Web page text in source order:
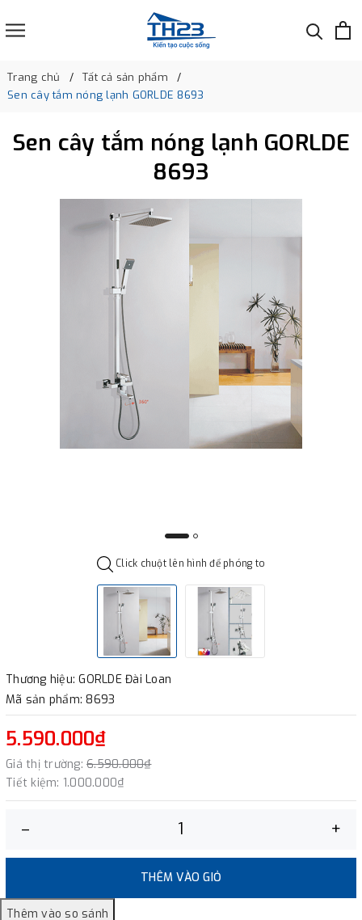
Trang chủ
Tất cả sản phẩm
Sen cây tắm nóng lạnh GORLDE 8693
Sen cây tắm nóng lạnh GORLDE
8693
Click chuột lên hình để phóng to
Thương hiệu: GORLDE Đài Loan
Mã sản phẩm: 8693
5.590.000₫
Giá thị trường: 6.590.000₫
Tiết kiệm: 1.000.000₫
– +
THÊM VÀO GIỎ